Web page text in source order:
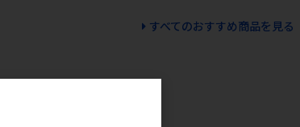
すべてのおすすめ商品を見る